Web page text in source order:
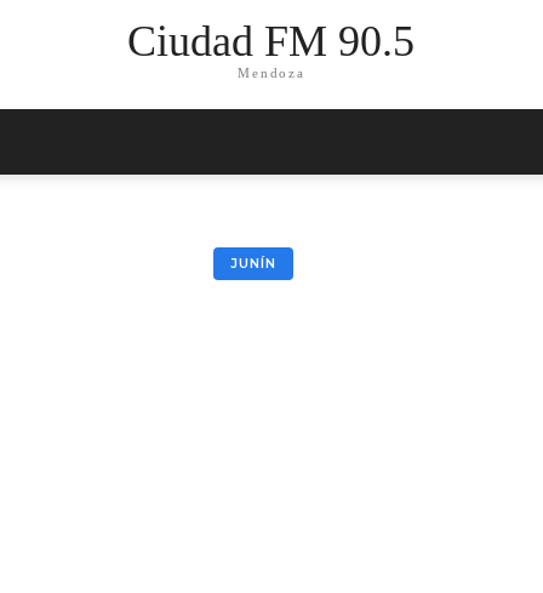
Ciudad FM 90.5
Mendoza
JUNÍN